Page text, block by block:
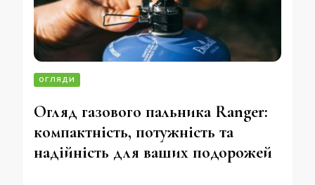
ОГЛЯДИ
Огляд газового пальника Ranger:
компактність, потужність та
надійність для ваших подорожей